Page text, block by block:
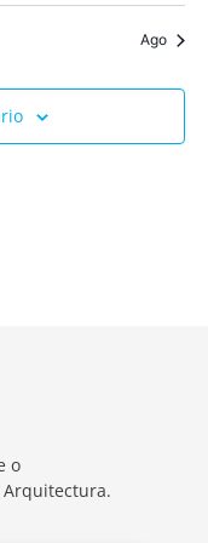
Ago
o
Arquitectura.